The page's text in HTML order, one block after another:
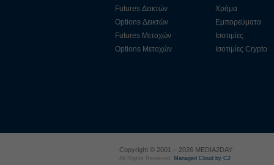
Futures Δεικτών
Options Δεικτών
Futures Μετοχών
Options Μετοχών
Χρήμα
Εμπορεύματα
Ισοτιμίες
Ισοτιμίες Crypto
Copyright © 2001 – 2026 MEDIA2DAY
All Rights Reserved. Managed Cloud by C2